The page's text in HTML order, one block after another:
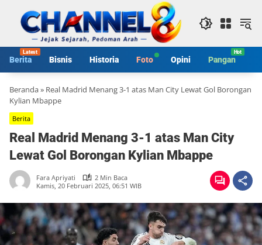
konten
Berita Bisnis Historia Foto Opini Pangan
Beranda» Real Madrid Menang 3-1 atas Man City Lewat Gol Borongan
Kylian Mbappe
Berita
Real Madrid Menang 3-1 atas Man City
Lewat Gol Borongan Kylian Mbappe
Fara Apriyati
2 Min Baca
Kamis, 20 Februari 2025, 06:51 WIB